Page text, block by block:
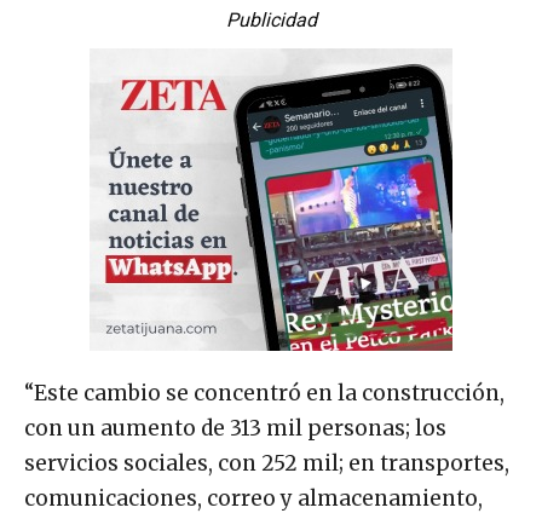
Publicidad
“Este cambio se concentró en la construcción,
con un aumento de 313 mil personas; los
servicios sociales, con 252 mil; en transportes,
comunicaciones, correo y almacenamiento,